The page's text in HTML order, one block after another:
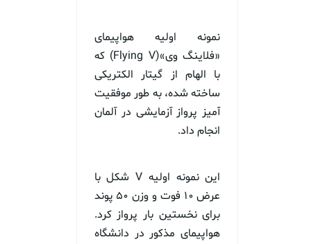
نمونه اولیه هواپیمای
«فلاینگ وی»(Flying V) که
با الهام از گیتار الکتریکی
ساخته شده، به طور موفقیت
آمیز پرواز آزمایشی در آلمان
انجام داد.
این نمونه اولیه V شکل با
عرض ۱۰ فوت و وزن ۵۰ پوند
برای نخستین بار پرواز کرد.
هواپیمای مذکور در دانشگاه